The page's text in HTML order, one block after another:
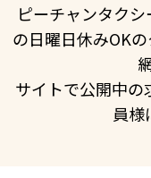
ピーチャンタク
の日曜日休みOK
サイトで公開中
員様